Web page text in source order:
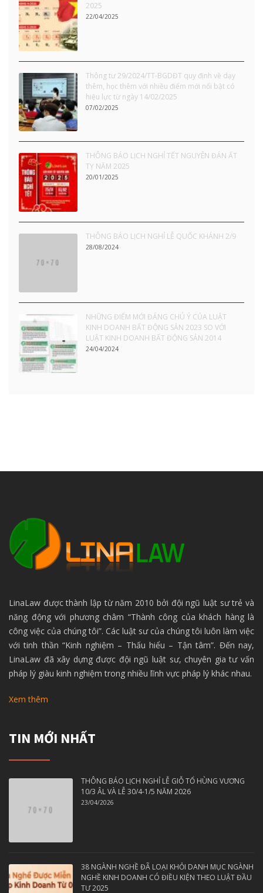
2025
22/04/2025
Thông tư 29/2024/TT-BGDĐT quy định về dạy
thêm, học thêm với nhiều điểm mới nổi bật có
hiệu lực từ ngày 14/02/2025
07/02/2025
THÔNG BÁO LỊCH NGHỈ TẾT NGUYÊN ĐÁN ẤT
TỴ NĂM 2025
20/01/2025
THÔNG BÁO LỊCH NGHỈ LỄ QUỐC KHÁNH 2/9
28/08/2024
NHỮNG ĐIỂM MỚI ĐÁNG CHÚ Ý CỦA LUẬT
KINH DOANH BẤT ĐỘNG SẢN 2023 SO VỚI
LUẬT KINH DOANH BẤT ĐỘNG SẢN 2014
24/04/2024
LinaLaw được thành lập từ năm 2010 bởi đội ngũ luật sư trẻ và
năng động với phương châm “Thành công của khách hàng là
công việc của chúng tôi”. Các luật sư của chúng tôi luôn làm việc
với tinh thần “Kinh nghiệm – Thấu hiểu – Tận tâm”. Đến nay,
LinaLaw đã xây dựng được đội ngũ luật sư, chuyên gia tư vấn
pháp lý giàu kinh nghiệm trong nhiều lĩnh vực pháp lý khác nhau.
Xem thêm
TIN MỚI NHẤT
THÔNG BÁO LỊCH NGHỈ LỄ GIỖ TỔ HÙNG VƯƠNG
10/3 ÂL VÀ LỄ 30/4-1/5 NĂM 2026
23/04/2026
38 NGÀNH NGHỀ ĐÃ LOẠI KHỎI DANH MỤC NGÀNH
NGHỀ KINH DOANH CÓ ĐIỀU KIỆN THEO LUẬT ĐẦU
TƯ 2025